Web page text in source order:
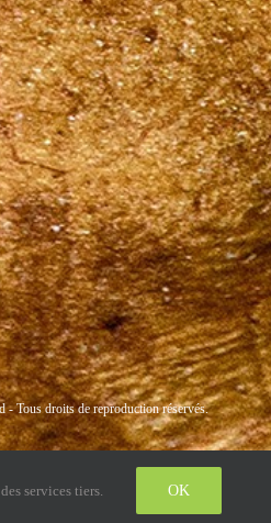
Tous droits de reproduction réservés.
LinkedInTwitter
services tiers. OK